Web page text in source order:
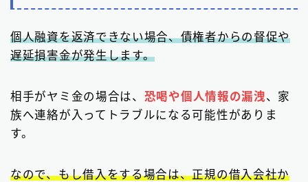
個人融資を返済できない場合、債権者からの督促や
遅延損害金が発生します。
相手がヤミ金の場合は、 恐喝や個人情報の漏洩、家
族へ連絡が入ってトラブルになる可能性がありま
す。
なので、もし借入をする場合は、正規の借入会社か